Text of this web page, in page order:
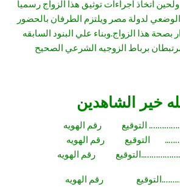
اتخاذ اجراءات توثيق هذا الزواج رسميا
الوضعي لدولة مصر ويلتزم الطرفان بالحضور
بصحة هذا الزواج.وبناء علي البنود السابقه
برباط الزوجيه الشرعي الصحيح
خير الشاهدين
التوقيع رقم الهويه
التوقيع رقم الهويه
رقم الهويه
رقم الهويه